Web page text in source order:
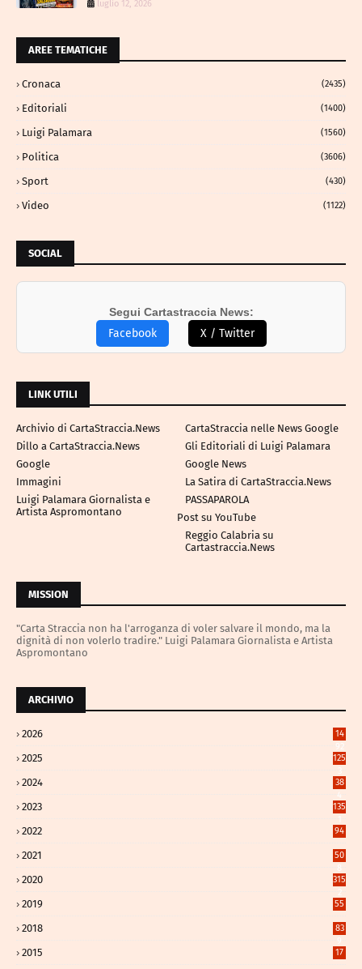
luglio 12, 2026
AREE TEMATICHE
Cronaca (2435)
Editoriali (1400)
Luigi Palamara (1560)
Politica (3606)
Sport (430)
Video (1122)
SOCIAL
Segui Cartastraccia News:
Facebook X / Twitter
LINK UTILI
Archivio di CartaStraccia.News
CartaStraccia nelle News Google
Dillo a CartaStraccia.News
Gli Editoriali di Luigi Palamara
Google
Google News
Immagini
La Satira di CartaStraccia.News
Luigi Palamara Giornalista e
Artista Aspromontano
PASSAPAROLA
Post su YouTube
Reggio Calabria su
Cartastraccia.News
MISSION
"Carta Straccia non ha l'arroganza di voler salvare il mondo, ma la
dignità di non volerlo tradire." Luigi Palamara Giornalista e Artista
Aspromontano
ARCHIVIO
2026
14
92
2025
125
3
2024
38
4
2023
135
1
2022 94
2021
50
8
2020
315
2
2019 55
2018
83
9
2015 17